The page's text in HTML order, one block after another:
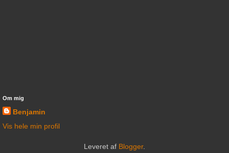
Om mig
Benjamin
Vis hele min profil
Leveret af Blogger.